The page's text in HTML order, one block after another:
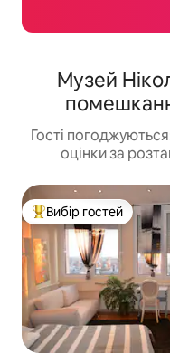
Музей
Гості
оцінки за
Топ вибір гостей
Вибір гостей